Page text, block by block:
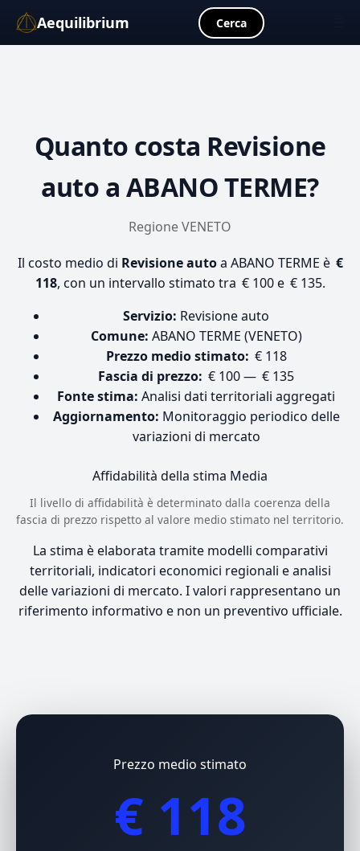
Aequilibrium Cerca
Quanto costa Revisione
auto a ABANO TERME?
Regione VENETO
Il costo medio di Revisione autoa ABANO TERME è €
118, con un intervallo stimato tra € 100 e € 135.
Servizio: Revisione auto
Comune: ABANO TERME (VENETO)
Prezzo medio stimato: € 118
Fascia di prezzo: € 100 — € 135
Fonte stima: Analisi dati territoriali aggregati
Aggiornamento: Monitoraggio periodico delle
variazioni di mercato
Affidabilità della stima Media
Il livello di affidabilità è determinato dalla coerenza della
fascia di prezzo rispetto al valore medio stimato nel territorio.
La stima è elaborata tramite modelli comparativi
territoriali, indicatori economici regionali e analisi
delle variazioni di mercato. I valori rappresentano un
riferimento informativo e non un preventivo ufficiale.
Prezzo medio stimato
€ 118